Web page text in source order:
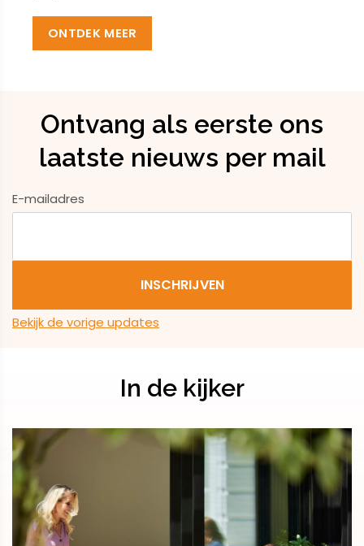
ONTDEK MEER
Ontvang als eerste ons
laatste nieuws per mail
E-mailadres
Bekijk de vorige updates
In de kijker